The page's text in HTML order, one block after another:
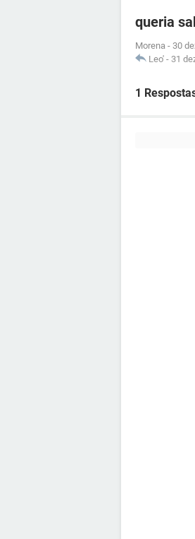
queria
Morena - 30
Leo' - 31
1